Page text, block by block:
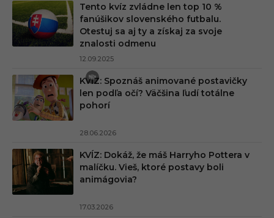
Tento kvíz zvládne len top 10 %
fanúšikov slovenského futbalu.
Otestuj sa aj ty a získaj za svoje
znalosti odmenu
12.09.2025
KVÍZ: Spoznáš animované postavičky
len podľa očí? Väčšina ľudí totálne
pohorí
28.06.2026
KVÍZ: Dokáž, že máš Harryho Pottera v
malíčku. Vieš, ktoré postavy boli
animágovia?
17.03.2026